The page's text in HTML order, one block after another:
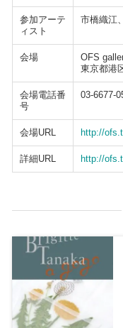
参加アーテ
ィスト
市橋織江
会場
OFS
東京都港
会場電話番
号
03-6677-
会場URL http://
詳細URL http://